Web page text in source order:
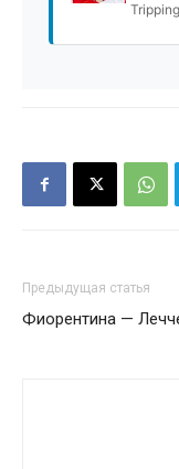
Tripping
Предыдущая статья
Фиорентина —